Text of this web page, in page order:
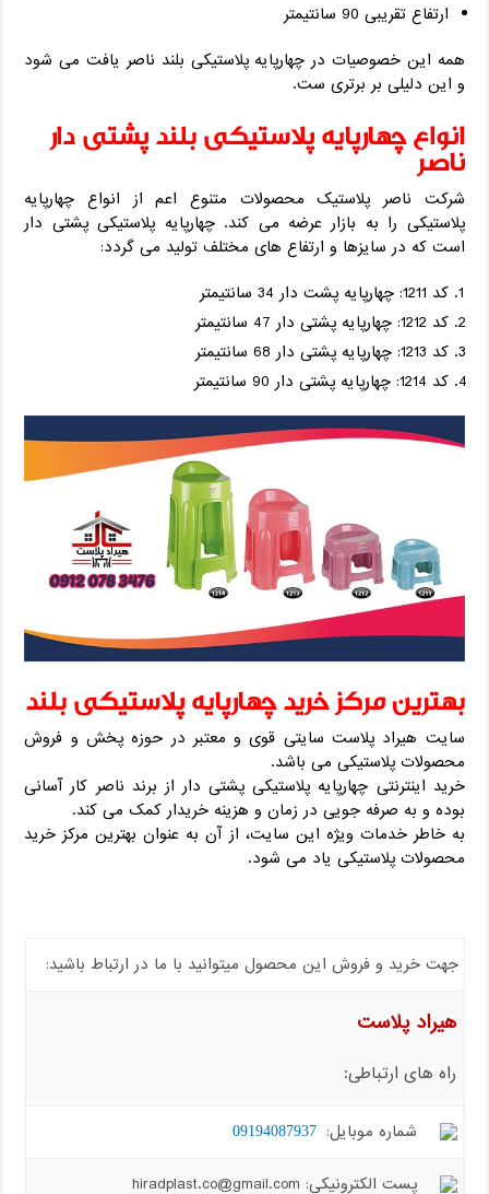
ارتفاع تقریبی 90 سانتیمتر
همه این خصوصیات در چهارپایه پلاستیکی بلند ناصر یافت می شود
و این دلیلی بر برتری ست.
انواع چهارپایه پلاستیکی بلند پشتی دار
ناصر
شرکت ناصر پلاستیک محصولات متنوع اعم از انواع چهارپایه
پلاستیکی را به بازار عرضه می کند. چهارپایه پلاستیکی پشتی دار
است که در سایزها و ارتفاع های مختلف تولید می گردد:
کد 1211: چهارپایه پشت دار 34 سانتیمتر
کد 1212: چهارپایه پشتی دار 47 سانتیمتر
کد 1213: چهارپایه پشتی دار 68 سانتیمتر
کد 1214: چهارپایه پشتی دار 90 سانتیمتر
بهترین مرکز خرید چهارپایه پلاستیکی بلند
سایت هیراد پلاست سایتی قوی و معتبر در حوزه پخش و فروش
محصولات پلاستیکی می باشد.
خرید اینترنتی چهارپایه پلاستیکی پشتی دار از برند ناصر کار آسانی
بوده و به صرفه جویی در زمان و هزینه خریدار کمک می کند.
به خاطر خدمات ویژه این سایت، از آن به عنوان بهترین مرکز خرید
محصولات پلاستیکی یاد می شود.
جهت خرید و فروش این محصول میتوانید با ما در ارتباط باشید:
هیراد پلاست
راه های ارتباطی:
شماره موبایل: 09194087937
پست الکترونیکی: hiradplast.co@gmail.com